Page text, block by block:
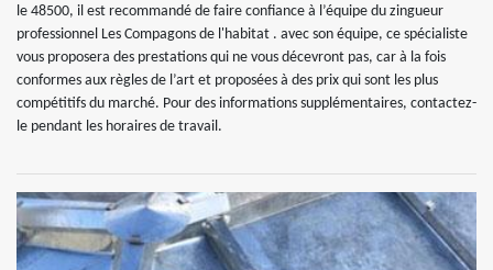
le 48500, il est recommandé de faire confiance à l’équipe du zingueur
professionnel Les Compagons de l'habitat . avec son équipe, ce spécialiste
vous proposera des prestations qui ne vous décevront pas, car à la fois
conformes aux règles de l’art et proposées à des prix qui sont les plus
compétitifs du marché. Pour des informations supplémentaires, contactez-
le pendant les horaires de travail.